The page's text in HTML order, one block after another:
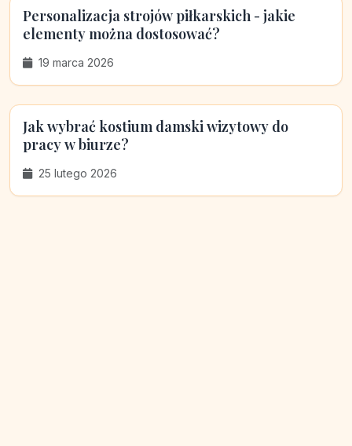
Personalizacja strojów piłkarskich - jakie
elementy można dostosować?
19 marca 2026
Jak wybrać kostium damski wizytowy do
pracy w biurze?
25 lutego 2026